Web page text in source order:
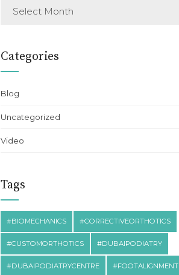
Select Month
Categories
Blog
Uncategorized
Video
Tags
#BIOMECHANICS #CORRECTIVEORTHOTICS
#CUSTOMORTHOTICS #DUBAIPODIATRY
#DUBAIPODIATRYCENTRE #FOOTALIGNMENT